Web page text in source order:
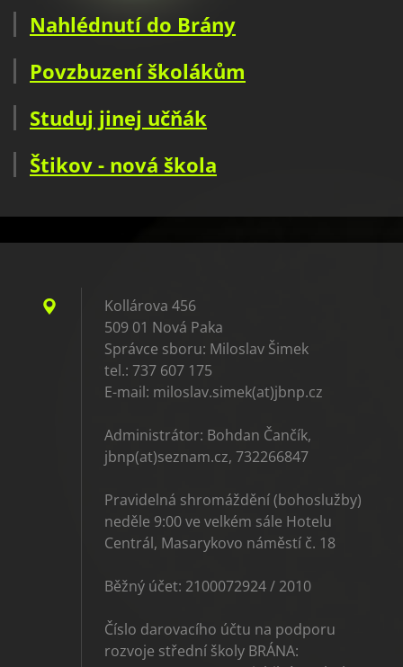
Nahlédnutí do Brány
Povzbuzení školákům
Studuj jinej učňák
Štikov - nová škola
Kollárova 456
509 01 Nová Paka
Správce sboru: Miloslav Šimek
tel.: 737 607 175
E-mail: miloslav.simek(at)jbnp.cz
Administrátor: Bohdan Čančík,
jbnp(at)seznam.cz, 732266847
Pravidelná shromáždění (bohoslužby)
neděle 9:00 ve velkém sále Hotelu
Centrál, Masarykovo náměstí č. 18
Běžný účet: 2100072924 / 2010
Číslo darovacího účtu na podporu
rozvoje střední školy BRÁNA: